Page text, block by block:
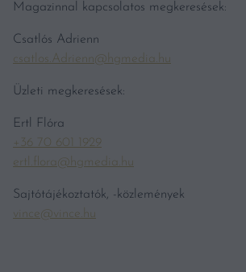
Magazinnal kapcsolatos megkeresések:
Csatlós Adrienn
csatlos.Adrienn@hgmedia.hu
Üzleti megkeresések:
Ertl Flóra
+36 70 601 1929
ertl.flora@hgmedia.hu
Sajtótájékoztatók, -közlemények
vince@vince.hu